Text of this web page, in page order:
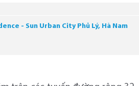
- Sun Urban City Phủ Lý, Hà Nam